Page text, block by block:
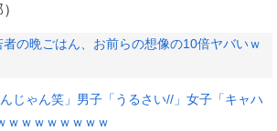
者の晩ごはん、お前らの想像の10倍ヤバいｗ
じゃん笑」男子「うるさい//」女子「キャハ
ｗｗｗｗｗｗｗ